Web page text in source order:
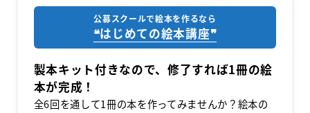
公募スクールで絵本を作るなら
❝はじめての絵本講座❞
製本キット付きなので、修了すれば1冊の絵
本が完成！
全6回を通して1冊の本を作ってみませんか？絵本の